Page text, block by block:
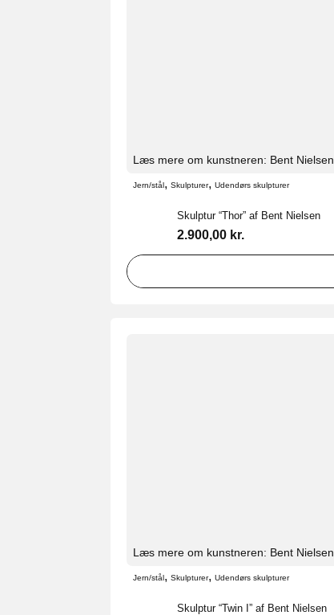
Læs mere om kunstneren: Bent Nielsen
Jern/stål, Skulpturer, Udendørs skulpturer
Skulptur “Thor” af Bent Nielsen
2.900,00 kr.
Læs mere om kunstneren: Bent Nielsen
Jern/stål, Skulpturer, Udendørs skulpturer
Skulptur “Twin I” af Bent Nielsen